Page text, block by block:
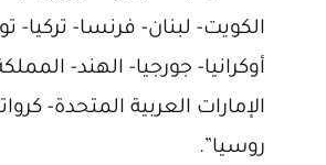
الكويت- لبنان- فرنسا-
أوكرانيا- جورجيا- الهند-
الإمارات العربية المتحدة-
روسيا”.